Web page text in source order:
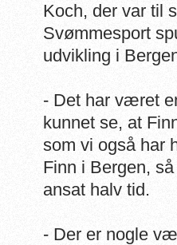
Koch, der var til
Svømmesport
udvikling i
- Det har været
kunnet se, at
som vi også har
Finn i Bergen,
ansat halv tid.
- Der er nogle